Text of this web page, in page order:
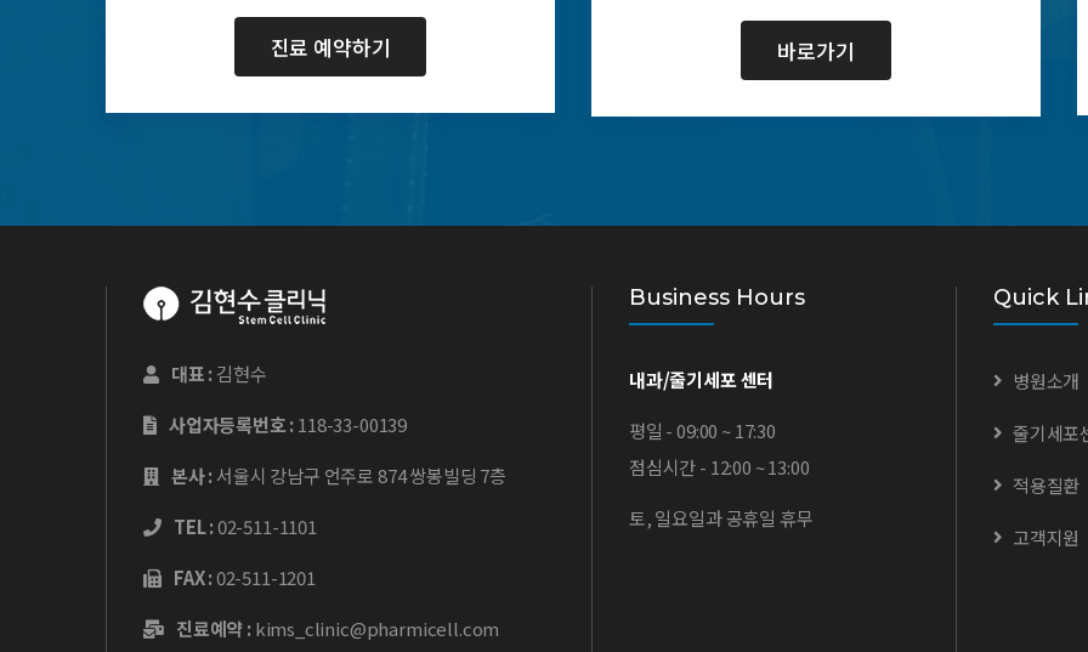
진료 예약하기 바로가기
대표 :김현수
사업자등록번호 :118-33-00139
본사 :서울시 강남구 언주로 874 쌍봉빌딩 7층
TEL :02-511-1101
FAX :02-511-1201
진료예약 :kims_clinic@pharmicell.com
Business Hours
내과/줄기세포 센터
평일 - 09:00 ~ 17:30
점심시간 - 12:00 ~ 13:00
토, 일요일과 공휴일 휴무
Quick
병원소개
줄기세포
적용질환
고객지원